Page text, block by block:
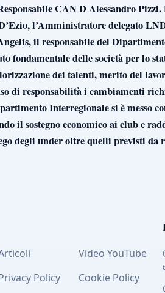
CAN D Alessandro
l’Amministratore delegato
il responsabile del
fondamentale delle società per lo
dei talenti, merito del
di responsabilità i cambiamenti
Interregionale si è messo
il sostegno economico ai club e
degli under oltre quelli previsti da
Video YouTube
Policy Cookie Policy